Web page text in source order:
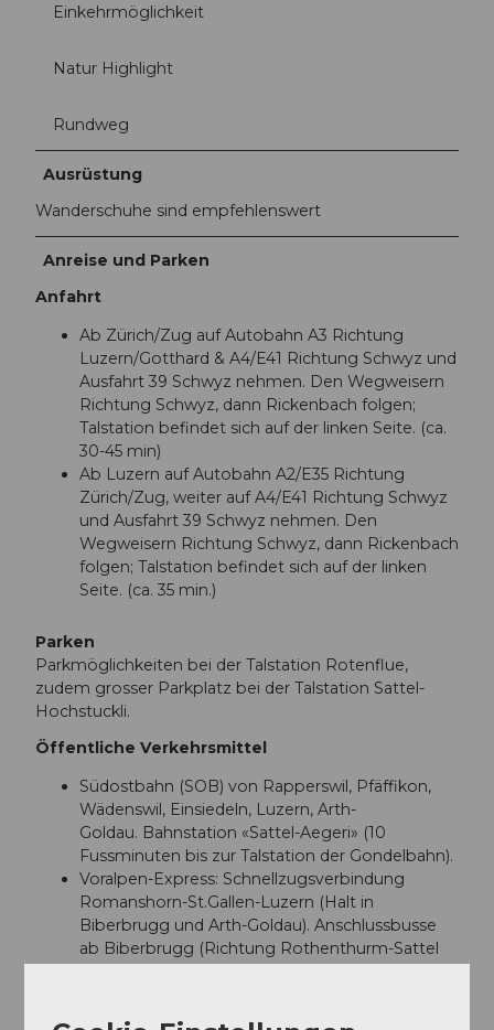
Einkehrmöglichkeit
Natur Highlight
Rundweg
Ausrüstung
Wanderschuhe sind empfehlenswert
Anreise und Parken
Anfahrt
Ab Zürich/Zug auf Autobahn A3 Richtung
Luzern/Gotthard & A4/E41 Richtung Schwyz und
Ausfahrt 39 Schwyz nehmen. Den Wegweisern
Richtung Schwyz, dann Rickenbach folgen;
Talstation befindet sich auf der linken Seite. (ca.
30-45 min)
Ab Luzern auf Autobahn A2/E35 Richtung
Zürich/Zug, weiter auf A4/E41 Richtung Schwyz
und Ausfahrt 39 Schwyz nehmen. Den
Wegweisern Richtung Schwyz, dann Rickenbach
folgen; Talstation befindet sich auf der linken
Seite. (ca. 35 min.)
Parken
Parkmöglichkeiten bei der Talstation Rotenflue,
zudem grosser Parkplatz bei der Talstation Sattel-
Hochstuckli.
Öffentliche Verkehrsmittel
Südostbahn (SOB) von Rapperswil, Pfäffikon,
Wädenswil, Einsiedeln, Luzern, Arth-
Goldau. Bahnstation «Sattel-Aegeri» (10
Fussminuten bis zur Talstation der Gondelbahn).
Voralpen-Express: Schnellzugsverbindung
Romanshorn-St.Gallen-Luzern (Halt in
Biberbrugg und Arth-Goldau). Anschlussbusse
ab Biberbrugg (Richtung Rothenthurm-Sattel
mit der Auto AG Schwyz - Haltestelle Sattel